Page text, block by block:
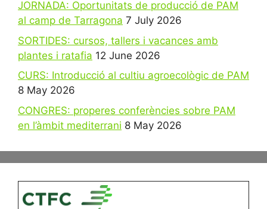
JORNADA: Oportunitats de producció de PAM
al camp de Tarragona 7 July 2026
SORTIDES: cursos, tallers i vacances amb
plantes i ratafia 12 June 2026
CURS: Introducció al cultiu agroecològic de PAM
8 May 2026
CONGRES: properes conferències sobre PAM
en l’àmbit mediterrani 8 May 2026